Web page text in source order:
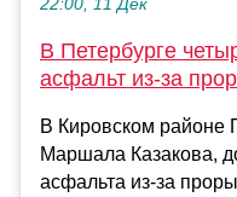
22:00, 11 Дек
В Петербурге
асфальт из-за
В Кировском районе
Маршала Казакова,
асфальта из-за